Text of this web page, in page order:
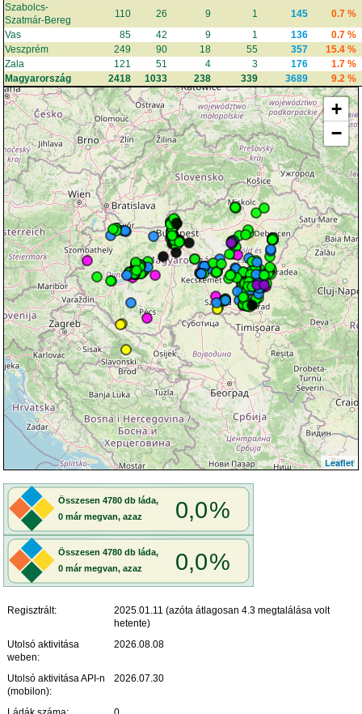
Szabolcs-
Szatmár-Bereg
110 26 9 1 145
0.7 %
Vas
85 42 9 1 136
0.7 %
Veszprém
249 90 18 55 357
15.4 %
Zala
121 51 4 3 176
1.7 %
Magyarország
2418 1033 238 339 3689 9.2 %
+
−
Leaflet
Regisztrált:
2025.01.11 (azóta átlagosan 4.3 megtalálása volt
hetente)
Utolsó aktivitása
weben:
2026.08.08
Utolsó aktivitása API-n
(mobilon):
2026.07.30